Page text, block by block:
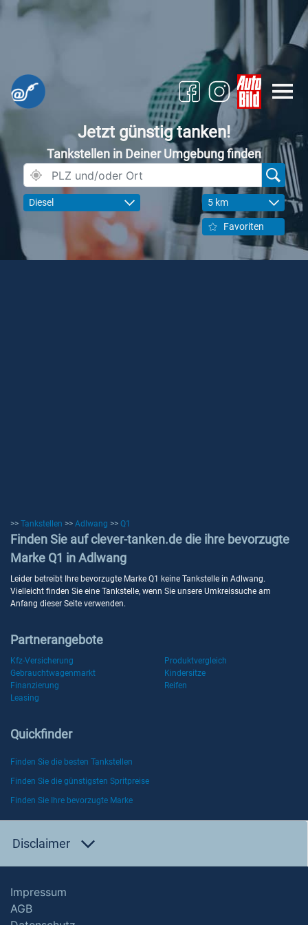
Jetzt günstig tanken!
Tankstellen in Deiner Umgebung finden
Diesel 5 km
Favoriten
>> Tankstellen >> Adlwang >> Q1
Finden Sie auf clever-tanken.de die ihre bevorzugte
Marke Q1 in Adlwang
Leider betreibt Ihre bevorzugte Marke Q1 keine Tankstelle in Adlwang.
Vielleicht finden Sie eine Tankstelle, wenn Sie unsere Umkreissuche am
Anfang dieser Seite verwenden.
Partnerangebote
Kfz-Versicherung
Produktvergleich
Gebrauchtwagenmarkt
Kindersitze
Finanzierung
Reifen
Leasing
Quickfinder
Finden Sie die besten Tankstellen
Finden Sie die günstigsten Spritpreise
Finden Sie Ihre bevorzugte Marke
Disclaimer
Impressum
AGB